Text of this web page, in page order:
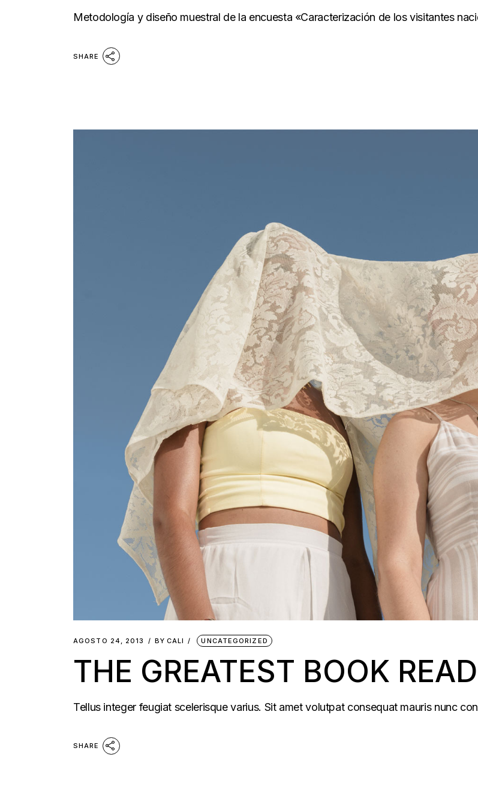
Metodología y diseño muestral de la encuesta «Caracterización de los visitantes
SHARE
AGOSTO 24, 2013 BY CALI UNCATEGORIZED
THE GREATEST BOOK
Tellus integer feugiat scelerisque varius. Sit amet volutpat consequat mauris nunc
SHARE